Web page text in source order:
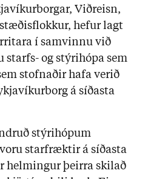
Viðreisn,
hefur lagt
í samvinnu við
starfs- og stýrihópa sem
stofnaðir hafa verið
á síðasta
stýrihópum
starfræktir á síðasta
þeirra skilað